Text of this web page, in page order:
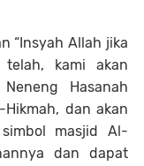
“Insyah Allah jika
telah, kami akan
Hasanah
dan akan
masjid Al-
dan dapat